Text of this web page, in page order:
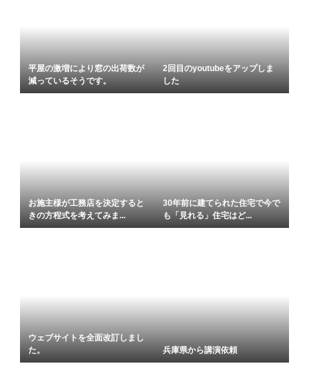
平屋の激増により窓の出荷数が
減っているそうです。
2回目のyoutubeをアップしま
した
お施主様が工務店を決定すると
きの方程式を考えてみま...
30年前に建てられた住宅で今で
も「見れる」住宅はど...
ウェブサイトを全面改訂しまし
た。
兵庫県から講演依頼